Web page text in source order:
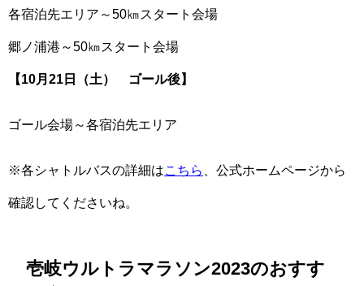
各宿泊先エリア～50㎞スタート会場
郷ノ浦港～50㎞スタート会場
【10月21日（土） ゴール後】
ゴール会場～各宿泊先エリア
※各シャトルバスの詳細はこちら 、公式ホームページから
確認してくださいね。
壱岐ウルトラマラソン2023のおすす